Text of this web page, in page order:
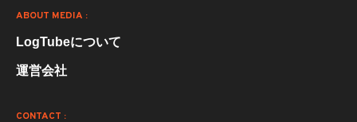
ABOUT MEDIA :
LogTubeについて
運営会社
CONTACT :